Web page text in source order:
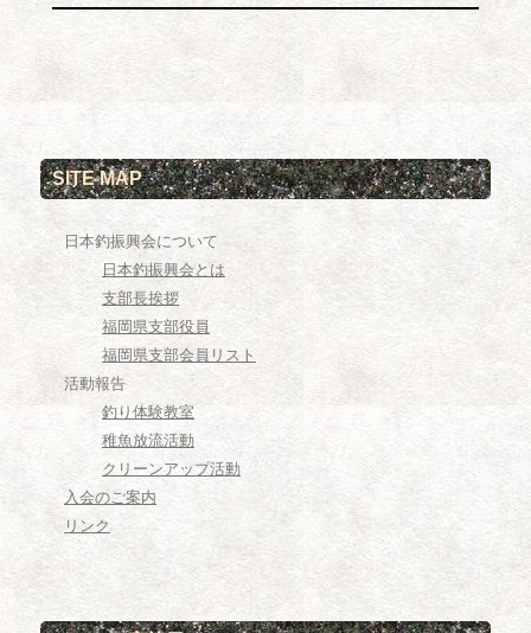
SITE MAP
日本釣振興会について
日本釣振興会とは
支部長挨拶
福岡県支部役員
福岡県支部会員リスト
活動報告
釣り体験教室
稚魚放流活動
クリーンアップ活動
入会のご案内
リンク